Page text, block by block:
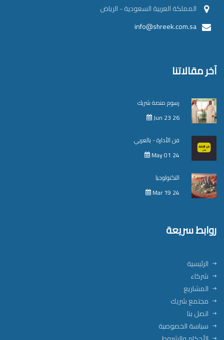
المملكة العربية السعودية - الرياض
info@shreek.com.sa
آخر مقالاتنا
رسوم منصة شريك
Jun 23 26
فن الأدارة - بالعربي
May 01 24
التكنولوجيا
Mar 19 24
روابط سريعة
الرئيسية
شركاء
المشاريع
مجتمع شريك
اتصل بنا
سياسة الخصوصية